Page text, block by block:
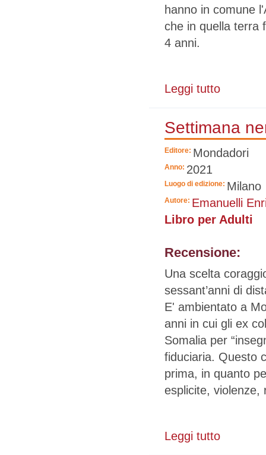
hanno in comune
che in quella terra
4 anni.
Leggi tutto
Settimana
Editore: Mondadori
Anno: 2021
Luogo di edizione: Milano
Autore: Emanuelli
Libro per Adulti
Recensione:
Una scelta
sessant’anni di
E' ambientato a
anni in cui gli ex
Somalia per
fiduciaria. Questo
prima, in quanto
esplicite, violenze,
Leggi tutto